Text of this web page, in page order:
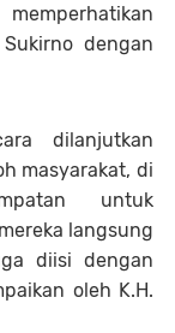
dengan
dilanjutkan
masyarakat, di
untuk
langsung
diisi dengan
oleh K.H.